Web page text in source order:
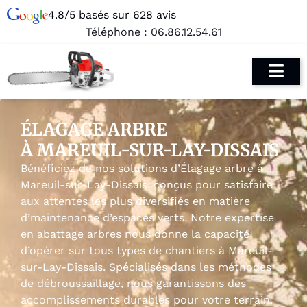
4.8/5 basés sur 628 avis
Téléphone : 06.86.12.54.61
ÉLAGAGE ARBRE
À MAREUIL-SUR-LAY-DISSAIS
Bénéficiez de nos solutions d’Élagage arbre à
Mareuil-sur-Lay-Dissais, conçus pour satisfaire
aux attentes les plus diversifiés en matière
d’maintenance d’espaces verts. Notre expertise
en abattage arbres nous donne la capacité
d’opérer sur tous types de chantiers à Mareuil-
sur-Lay-Dissais. Spécialisés dans les méthodes
de débroussaillage, nous garantissons des
accomplissements durables pour votre terrain.